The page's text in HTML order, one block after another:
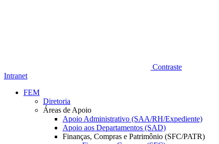
Contraste
Intranet
FEM
Diretoria
Áreas de Apoio
Apoio Administrativo (SAA/RH/Expediente)
Apoio aos Departamentos (SAD)
Finanças, Compras e Patrimônio (SFC/PATR)